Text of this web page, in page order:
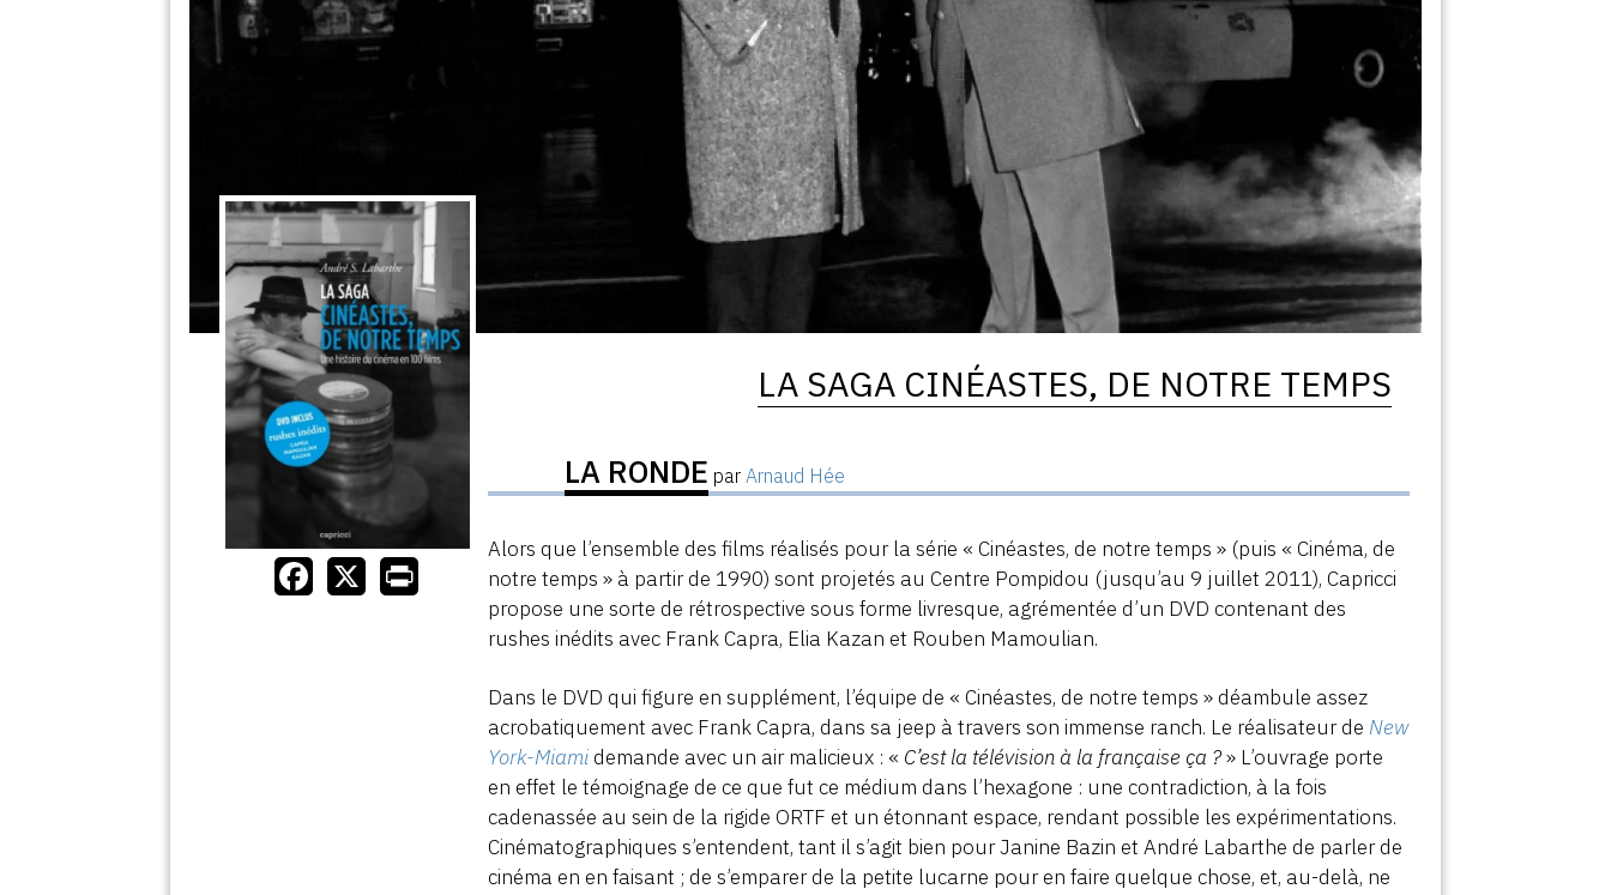
LA SAGA CINÉASTES, DE NOTRE TEMPS
LA RONDE parArnaud Hée
Alors que l’ensemble des films réalisés pour la série « Cinéastes, de notre temps » (puis « Cinéma, de
notre temps » à partir de 1990) sont projetés au Centre Pompidou (jusqu’au 9 juillet 2011), Capricci
propose une sorte de rétrospective sous forme livresque, agrémentée d’un DVD contenant des
rushes inédits avec Frank Capra, Elia Kazan et Rouben Mamoulian.
Dans le DVD qui figure en supplément, l’équipe de « Cinéastes, de notre temps » déambule assez
acrobatiquement avec Frank Capra, dans sa jeep à travers son immense ranch. Le réalisateur deNew
York-Miami demande avec un air malicieux : « C’est la télévision à la française ça ?» L’ouvrage porte
en effet le témoignage de ce que fut ce médium dans l’hexagone : une contradiction, à la fois
cadenassée au sein de la rigide ORTF et un étonnant espace, rendant possible les expérimentations.
Cinématographiques s’entendent, tant il s’agit bien pour Janine Bazin et André Labarthe de parler de
cinéma en en faisant ; de s’emparer de la petite lucarne pour en faire quelque chose, et, au-delà, ne